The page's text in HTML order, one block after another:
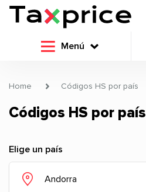
Menú
Home Códigos HS por país
Códigos HS por país
Elige un país